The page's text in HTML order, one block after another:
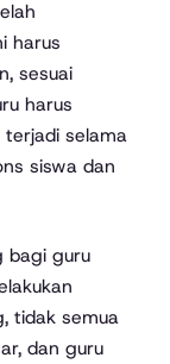
harus
sesuai
harus
selama
siswa dan
bagi guru
tidak semua
dan guru